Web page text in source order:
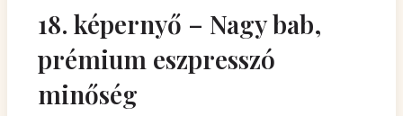
18. képernyő – Nagy bab,
prémium eszpresszó
minőség